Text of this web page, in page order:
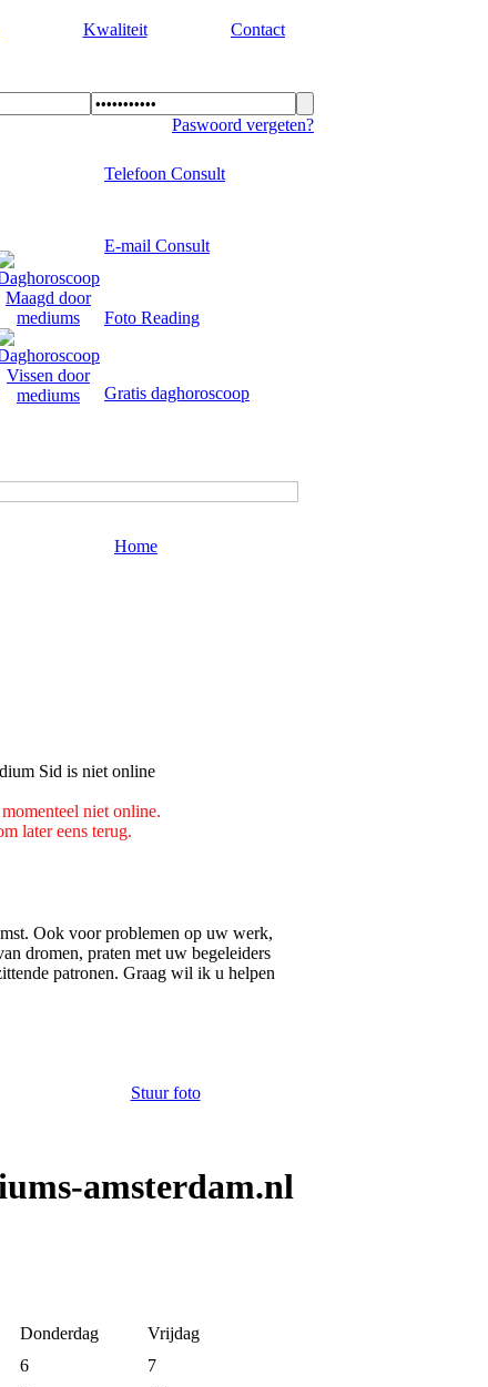
Kwaliteit Contact
Paswoord vergeten?
Telefoon Consult
E-mail Consult
Foto Reading
Gratis daghoroscoop
Home
niet online.
later eens terug.
Ook voor problemen op uw werk,
dromen, praten met uw begeleiders
patronen. Graag wil ik u helpen
Stuur foto
amsterdam.nl
Donderdag
Vrijdag
6
7